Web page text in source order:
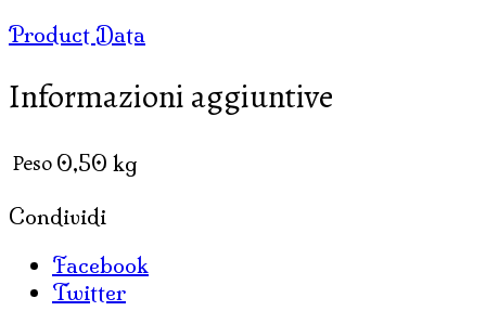
Product Data
Informazioni aggiuntive
Peso 0,50 kg
Condividi
Facebook
Twitter